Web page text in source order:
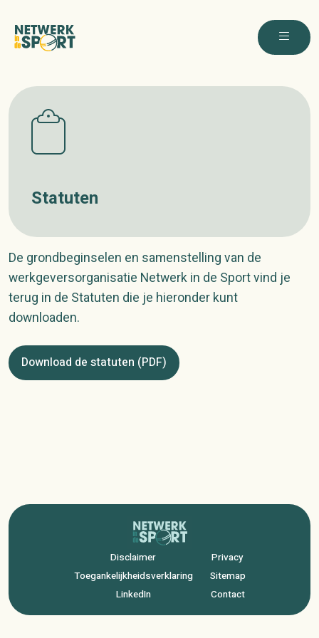
Statuten
De grondbeginselen en samenstelling van de
werkgeversorganisatie Netwerk in de Sport vind je
terug in de Statuten die je hieronder kunt
downloaden.
Download de statuten (PDF)
Disclaimer
Privacy
Toegankelijkheidsverklaring
Sitemap
LinkedIn
Contact